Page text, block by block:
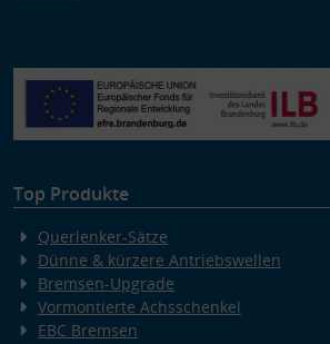
Top Produkte
Querlenker-Sätze
Dünne & kürzere Antriebswellen
Bremsen-Upgrade
Vormontierte Achsschenkel
EBC Bremsen